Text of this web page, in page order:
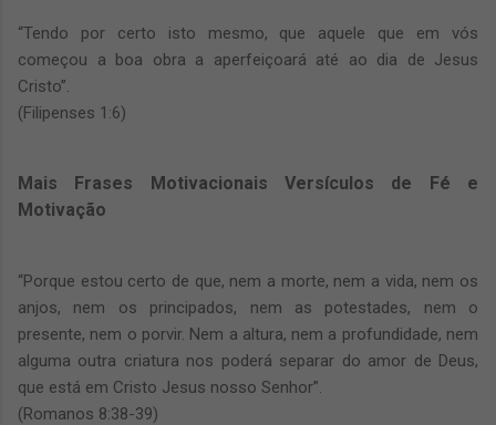
“Tendo por certo isto mesmo, que aquele que em vós
começou a boa obra a aperfeiçoará até ao dia de Jesus
Cristo”.
(Filipenses 1:6)
Mais Frases Motivacionais Versículos de Fé e
Motivação
“Porque estou certo de que, nem a morte, nem a vida, nem os
anjos, nem os principados, nem as potestades, nem o
presente, nem o porvir. Nem a altura, nem a profundidade, nem
alguma outra criatura nos poderá separar do amor de Deus,
que está em Cristo Jesus nosso Senhor”.
(Romanos 8:38-39)